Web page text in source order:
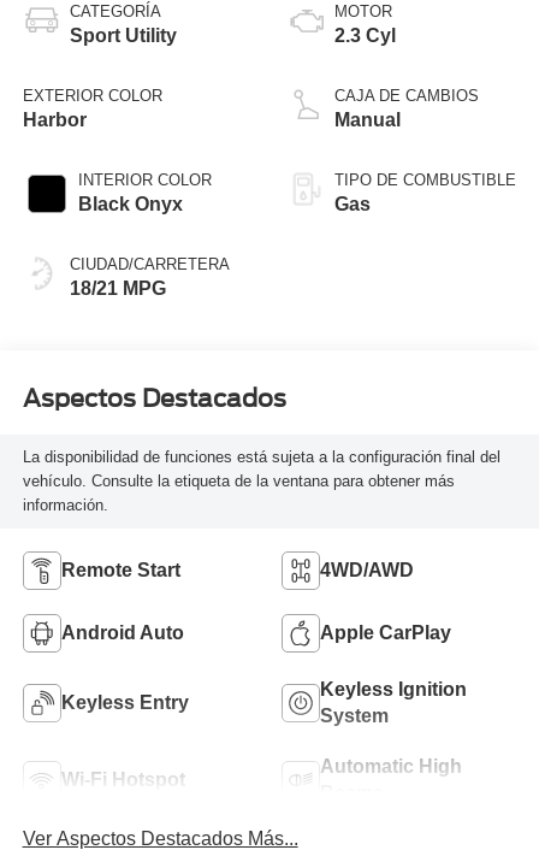
CATEGORÍA
Sport Utility
EXTERIOR COLOR
Harbor
INTERIOR COLOR
Black Onyx
CIUDAD/CARRETERA
18/21 MPG
MOTOR
2.3 Cyl
CAJA DE CAMBIOS
Manual
TIPO DE COMBUSTIBLE
Gas
Aspectos Destacados
La disponibilidad de funciones está sujeta a la configuración final del
vehículo. Consulte la etiqueta de la ventana para obtener más
información.
Remote Start 4WD/AWD
Android Auto Apple CarPlay
Keyless Entry
Keyless Ignition
System
Wi-Fi Hotspot
Automatic High
Ver Aspectos Destacados Más...